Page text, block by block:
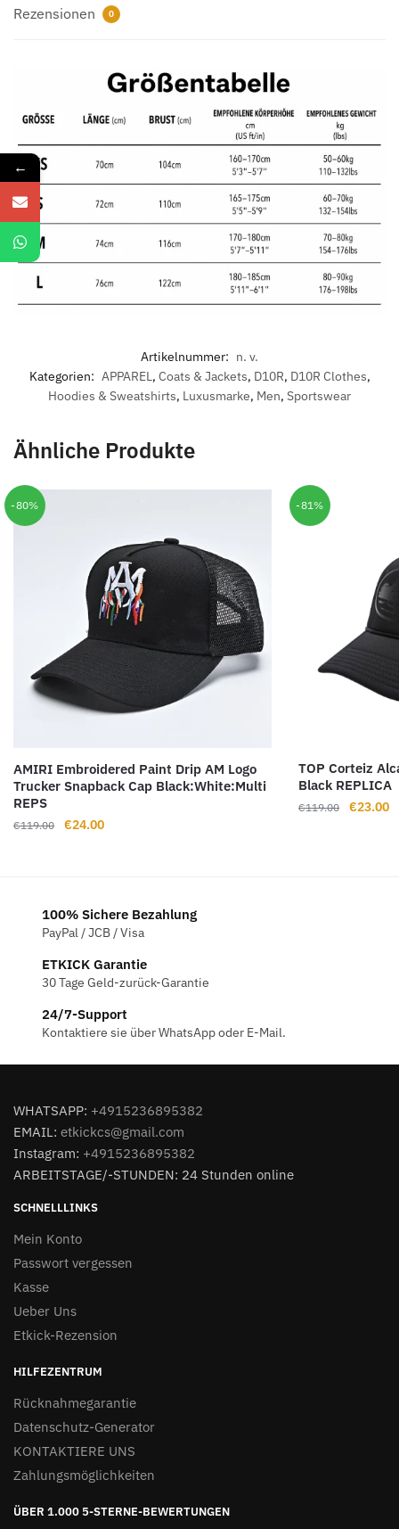
Rezensionen 0
Artikelnummer: n. v.
Kategorien: APPAREL , Coats & Jackets, D10R, D10R Clothes,
Hoodies & Sweatshirts, Luxusmarke, Men, Sportswear
Ähnliche Produkte
-80%
AMIRI Embroidered Paint Drip AM Logo
Trucker Snapback Cap Black:White:Multi
REPS
€119.00
Ursprünglicher
€24.00Aktueller
-81%
TOP Corteiz
Black REPLICA
€119.00 €23.00
100% Sichere Bezahlung
PayPal / JCB / Visa
ETKICK Garantie
30 Tage Geld-zurück-Garantie
24/7-Support
Kontaktiere sie über WhatsApp oder E-Mail.
WHATSAPP: +4915236895382
EMAIL: etkickcs@gmail.com
Instagram: +4915236895382
ARBEITSTAGE/-STUNDEN: 24 Stunden online
SCHNELLLINKS
Mein Konto
Passwort vergessen
Kasse
Ueber Uns
Etkick-Rezension
HILFEZENTRUM
Rücknahmegarantie
Datenschutz-Generator
KONTAKTIERE UNS
Zahlungsmöglichkeiten
ÜBER 1.000 5-STERNE-BEWERTUNGEN
←